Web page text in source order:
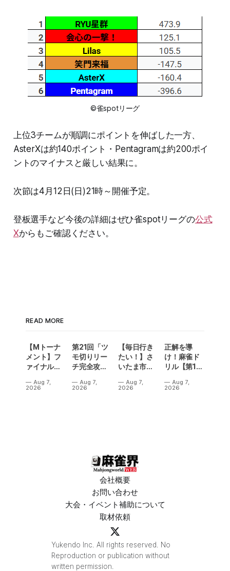
©雀spotリーグ
上位3チームが順調にポイントを伸ばした一方、
AsterXは約140ポイント・Pentagramは約200ポイ
ントのマイナスと厳しい結果に。
次節は4月12日(日)21時～開催予定。
登板選手など今後の詳細はぜひ雀spotリーグの公式
Xからもご確認ください。
READ MORE
【Mトーナ
メント】フ
ァイナル／2
ニバル！東
Aug 7,
2026
第21回「ツ
モ切りリー
チ完全攻
Aug 7,
2026
【毎日行き
たい！】さ
いたま市に
誕生！？
Aug 7,
2026
正解を導
け！麻雀ド
リル【第14
Aug 7,
2026
会社概要
お問い合わせ
大会・イベント補助について
取材依頼
Yukendo Inc. All rights reserved. No
Reproduction or publication without
written permission.